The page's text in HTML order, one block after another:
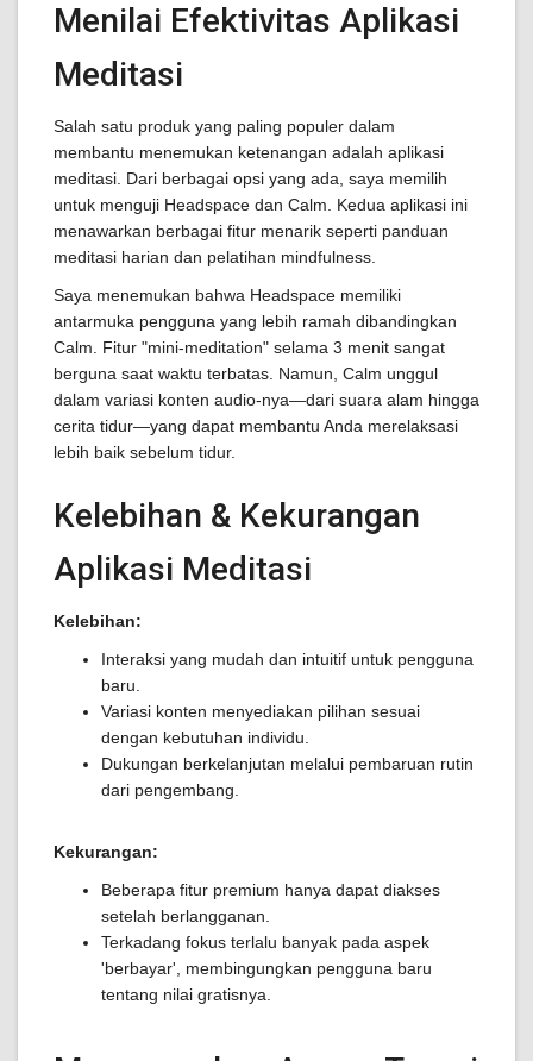
Menilai Efektivitas Aplikasi
Meditasi
Salah satu produk yang paling populer dalam
membantu menemukan ketenangan adalah aplikasi
meditasi. Dari berbagai opsi yang ada, saya memilih
untuk menguji Headspace dan Calm. Kedua aplikasi ini
menawarkan berbagai fitur menarik seperti panduan
meditasi harian dan pelatihan mindfulness.
Saya menemukan bahwa Headspace memiliki
antarmuka pengguna yang lebih ramah dibandingkan
Calm. Fitur "mini-meditation" selama 3 menit sangat
berguna saat waktu terbatas. Namun, Calm unggul
dalam variasi konten audio-nya—dari suara alam hingga
cerita tidur—yang dapat membantu Anda merelaksasi
lebih baik sebelum tidur.
Kelebihan & Kekurangan
Aplikasi Meditasi
Kelebihan:
Interaksi yang mudah dan intuitif untuk pengguna
baru.
Variasi konten menyediakan pilihan sesuai
dengan kebutuhan individu.
Dukungan berkelanjutan melalui pembaruan rutin
dari pengembang.
Kekurangan:
Beberapa fitur premium hanya dapat diakses
setelah berlangganan.
Terkadang fokus terlalu banyak pada aspek
'berbayar', membingungkan pengguna baru
tentang nilai gratisnya.